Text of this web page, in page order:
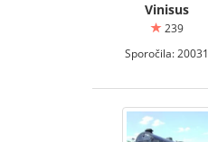
Vinisus
239
Sporočila: 20031